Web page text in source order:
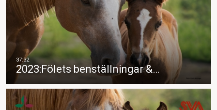
2023:Fölets benställningar &…